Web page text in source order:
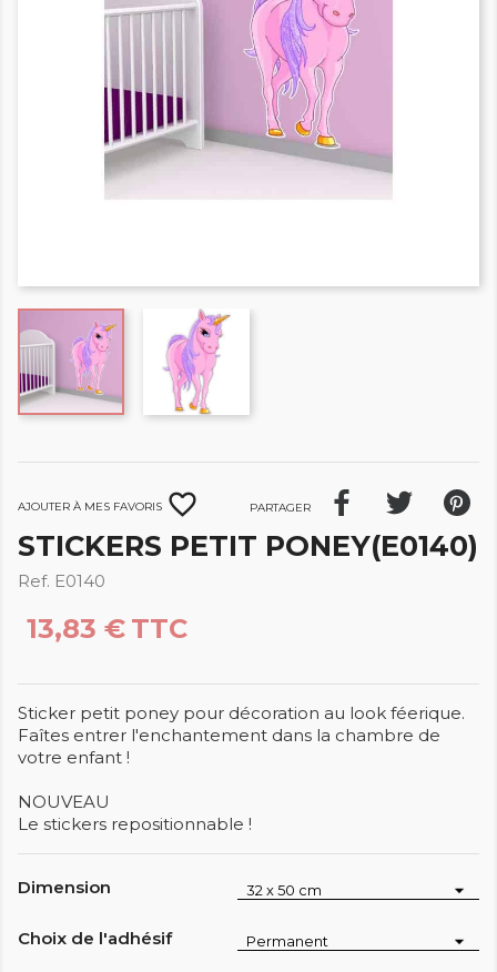
Ajouter à mes favoris favorite_border Partager
STICKERS PETIT PONEY(E0140)
Ref. E0140
13,83 € TTC
Sticker petit poney pour décoration au look féerique.
Faîtes entrer l'enchantement dans la chambre de
votre enfant !
NOUVEAU
Le stickers repositionnable !
Dimension
Choix de l'adhésif